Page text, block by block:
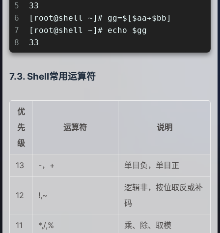
5
6
7
8
33
[root@shell ~]# gg=$[$aa+$bb]
[root@shell ~]# echo $gg
33
Shell常用运算符
优
先
级
运算符 说明
13 -，+ 单目负，单目正
12 !,~
逻辑非，按位取反或补
码
11 *,/,% 乘、除、取模